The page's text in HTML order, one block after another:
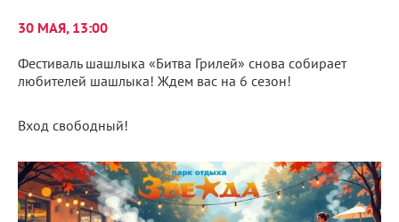
30 МАЯ, 13:00
Фестиваль шашлыка «Битва Грилей» снова собирает
любителей шашлыка! Ждем вас на 6 сезон!
Вход свободный!